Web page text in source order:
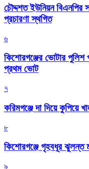
চৌদ্দশত ইউনিয়ন বিএনপির
প্রচারণা স্থগিত
৬
কিশোরগঞ্জের ভোটার পুলিশ
প্রথম ভোট
৭
করিমগঞ্জে দা দিয়ে কুপিয়ে
৮
কিশোরগঞ্জে গৃহবধূর ঝুলন্ত
৯